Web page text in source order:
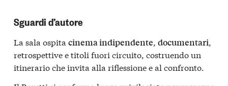
Sguardi d’autore
La sala ospita cinema indipendente, documentari,
retrospettive e titoli fuori circuito, costruendo un
itinerario che invita alla riflessione e al confronto.